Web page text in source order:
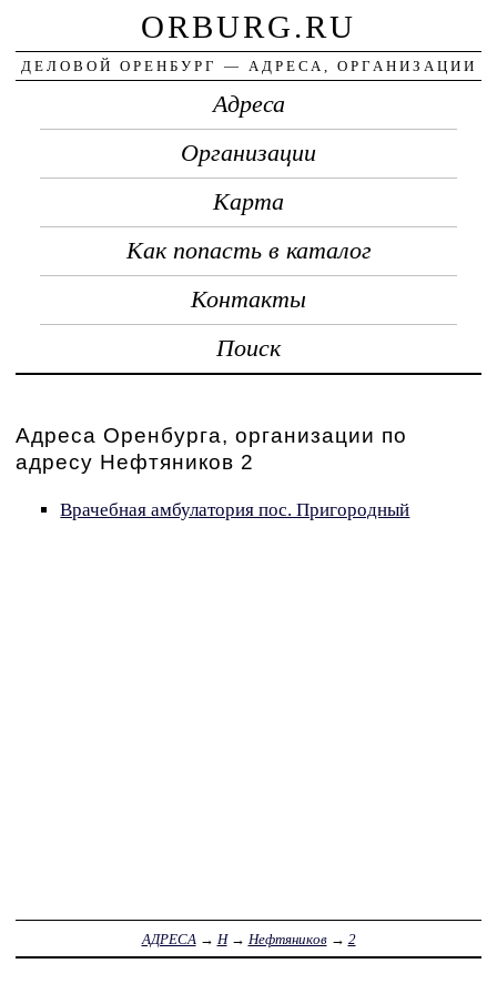
ORBURG.RU
ДЕЛОВОЙ ОРЕНБУРГ — АДРЕСА, ОРГАНИЗАЦИИ
Адреса
Организации
Карта
Как попасть в каталог
Контакты
Поиск
Адреса Оренбурга, организации по
адресу Нефтяников 2
Врачебная амбулатория пос. Пригородный
АДРЕСА → Н→ Нефтяников→ 2